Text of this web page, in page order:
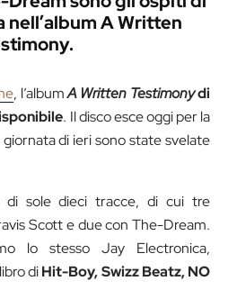
A Written
, l’albumA Written Testimonydi
. Il disco esce oggi per la
di ieri sono state svelate
di sole dieci tracce, di cui tre
Scott e due con The-Dream.
lo stesso Jay Electronica,
diHit-Boy, Swizz Beatz, NO